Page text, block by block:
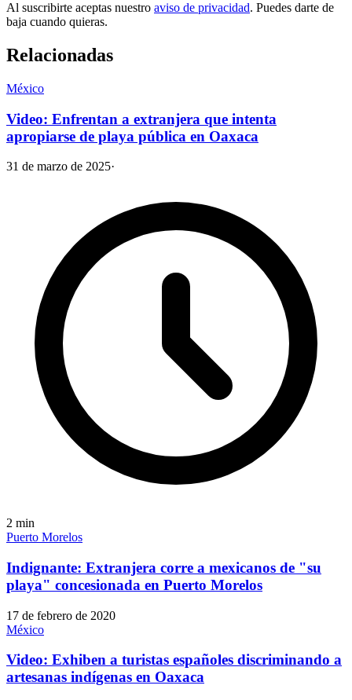
Al suscribirte aceptas nuestro aviso de privacidad. Puedes darte de
baja cuando quieras.
Relacionadas
México
Video: Enfrentan a extranjera que intenta
apropiarse de playa pública en Oaxaca
31 de marzo de 2025·
2 min
Puerto Morelos
Indignante: Extranjera corre a mexicanos de "su
playa" concesionada en Puerto Morelos
17 de febrero de 2020
México
Video: Exhiben a turistas españoles discriminando a
artesanas indígenas en Oaxaca